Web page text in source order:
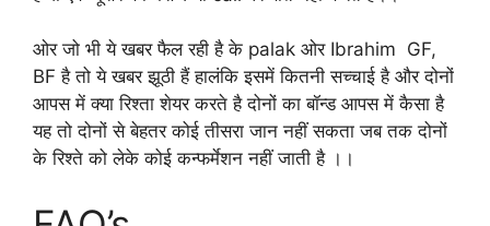
ओर जो भी ये खबर फैल रही है के palak ओर Ibrahim GF,
BF है तो ये खबर झूठी हैं हालंकि इसमें कितनी सच्चाई है और दोनों
आपस में क्या रिश्ता शेयर करते है दोनों का बॉन्ड आपस में कैसा है
यह तो दोनों से बेहतर कोई तीसरा जान नहीं सकता जब तक दोनों
के रिश्ते को लेके कोई कन्फर्मेशन नहीं जाती है ।।